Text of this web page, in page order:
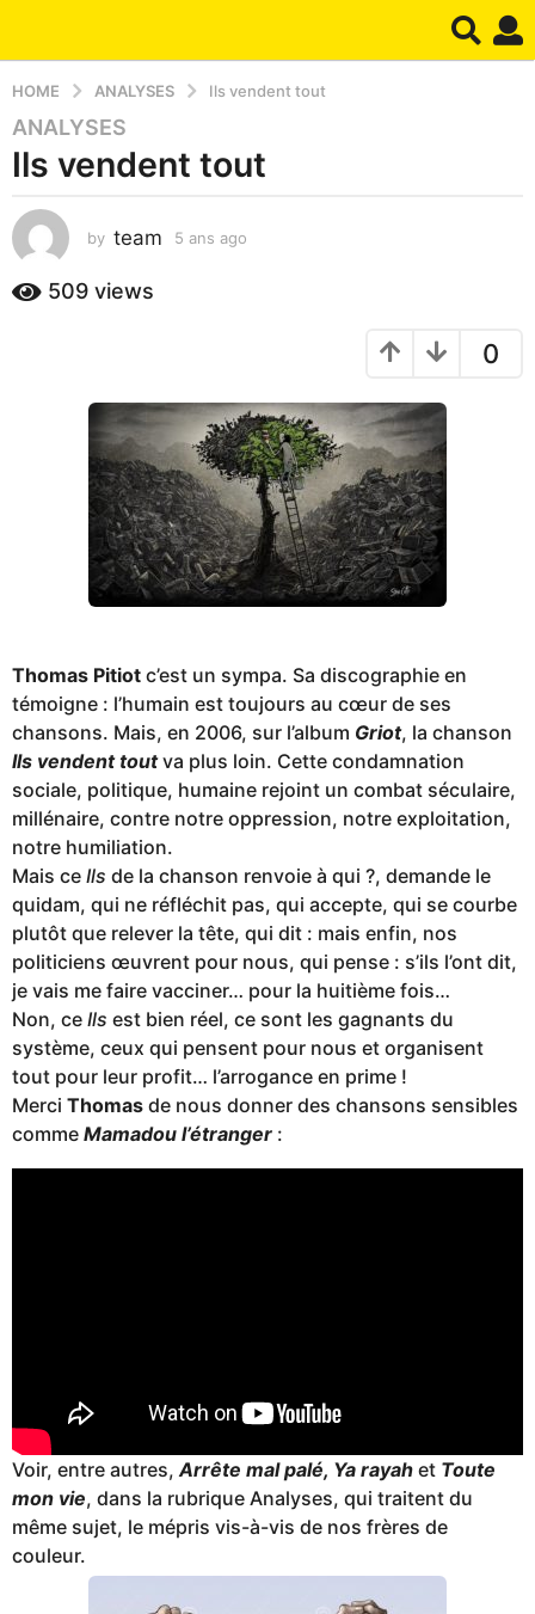
HOME ANALYSES Ils vendent tout
5
a
s
a
o
ANALYSES
Ils vendent tout
by team 5 ans ago
509 views
0
Thomas Pitiot c’est un sympa. Sa discographie en
témoigne : l’humain est toujours au cœur de ses
chansons. Mais, en 2006, sur l’album Griot, la chanson
Ils vendent toutva plus loin. Cette condamnation
sociale, politique, humaine rejoint un combat séculaire,
millénaire, contre notre oppression, notre exploitation,
notre humiliation.
Mais ce Ils de la chanson renvoie à qui ?, demande le
quidam, qui ne réfléchit pas, qui accepte, qui se courbe
plutôt que relever la tête, qui dit : mais enfin, nos
politiciens œuvrent pour nous, qui pense : s’ils l’ont dit,
je vais me faire vacciner… pour la huitième fois…
Non, ce Ils est bien réel, ce sont les gagnants du
système, ceux qui pensent pour nous et organisent
tout pour leur profit… l’arrogance en prime !
Merci Thomas de nous donner des chansons sensibles
comme Mamadou l’étranger :
Voir, entre autres,Arrête mal palé, Ya rayah et Toute
mon vie, dans la rubrique Analyses, qui traitent du
même sujet, le mépris vis-à-vis de nos frères de
couleur.